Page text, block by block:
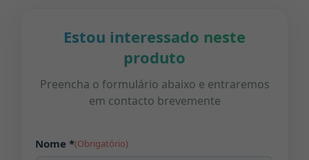
Estou interessado neste
produto
Preencha o formulário abaixo e entraremos
em contacto brevemente
Nome *(Obrigatório)